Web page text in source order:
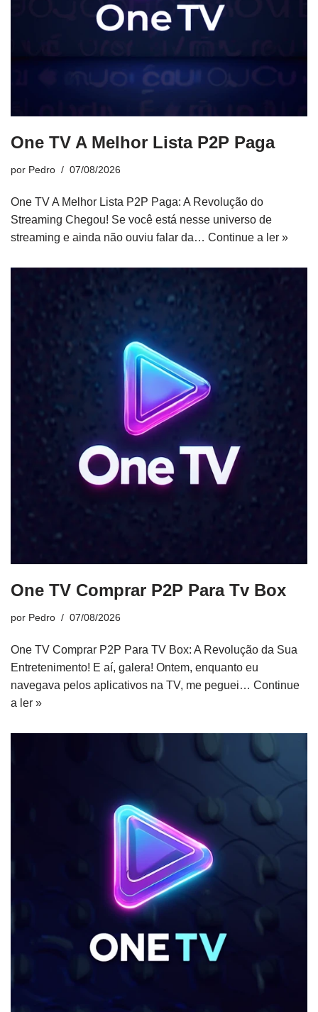
One TV A Melhor Lista P2P Paga
por Pedro 07/08/2026
One TV A Melhor Lista P2P Paga: A Revolução do
Streaming Chegou! Se você está nesse universo de
streaming e ainda não ouviu falar da… Continue a ler »
One TV Comprar P2P Para Tv Box
por Pedro 07/08/2026
One TV Comprar P2P Para TV Box: A Revolução da Sua
Entretenimento! E aí, galera! Ontem, enquanto eu
navegava pelos aplicativos na TV, me peguei… Continue
a ler »